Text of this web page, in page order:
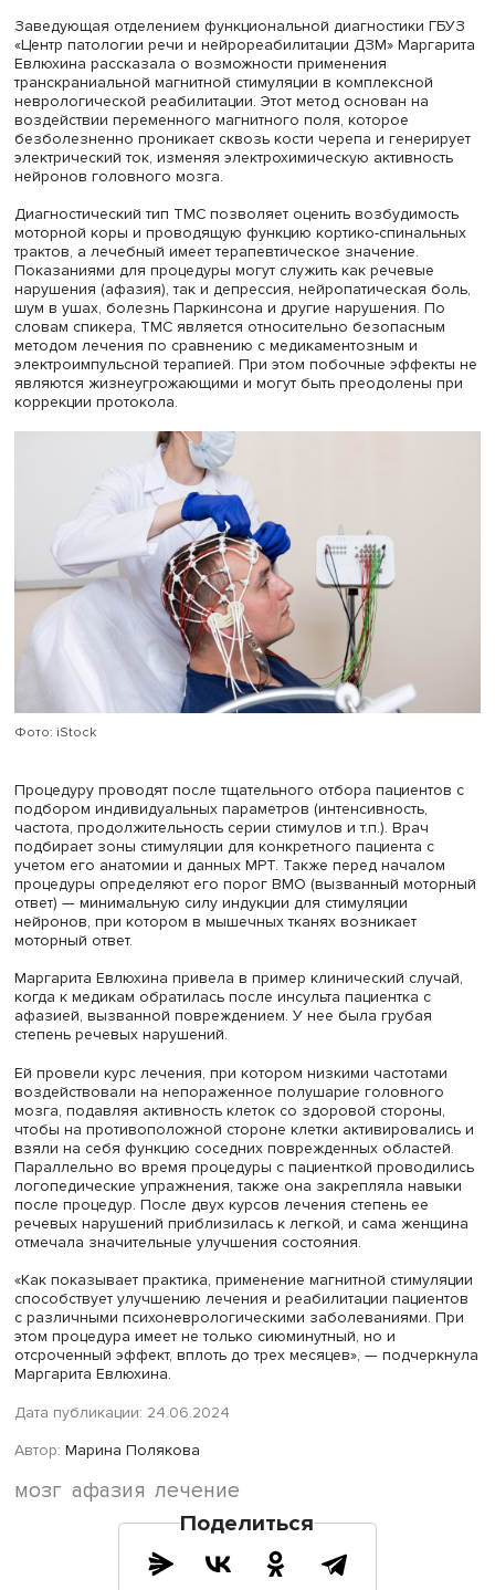
может непосредственно генерироваться корковыми
структурами, неинвазивная стимуляция которых
Альтернативой может быть стимуляция областей,
функционально связанных с формированием памяти, в
числе префронтальных и теменных. Кроме того,
механизмы реализации связи лобных и височных
пока мало изучены.
«Применение стимуляции переменным током для
речевых нарушений обладает такими преимуществами,
хорошая переносимость, относительная доступность и
недороговизна, возможность использования за
лабораторных условий и отсутствие серьезных рисков.
Предыдущие исследования демонстрировали
эффект процедуры на внимание, сенсомоторные,
общекогнитивные, а также речевые функции при
восстановлении после инсульта. Однако ряд
отмечали и отсутствие эффекта. Также не было
По ее словам, в клинической практике воздействие
стимуляции переменным током может быть направлено
улучшение кровотока в поврежденных тканях, включая
общую систему кровоснабжения и систему
головного мозга, а также возбудимость нейронов
головного мозга, повышение нейропластичности,
восстановление межполушарных связей и регуляцию
функциональной нагрузки между ними.
Заведующая отделением функциональной диагностики
«Центр патологии речи и нейрореабилитации ДЗМ»
Евлюхина рассказала о возможности применения
воздействии переменного магнитного поля, которое
безболезненно проникает сквозь кости черепа и
электрический ток, изменяя электрохимическую
нейронов головного мозга.
Диагностический тип ТМС позволяет оценить
моторной коры и проводящую функцию кортико-
трактов, а лечебный имеет терапевтическое значение.
нарушения (афазия), так и депрессия,
шум в ушах, болезнь Паркинсона и другие нарушения.
словам спикера, ТМС является относительно
методом лечения по сравнению с медикаментозным и
электроимпульсной терапией. При этом побочные
являются жизнеугрожающими и могут быть
коррекции протокола.
Фото: iStock
Процедуру проводят после тщательного отбора
подбором индивидуальных параметров (интенсивность,